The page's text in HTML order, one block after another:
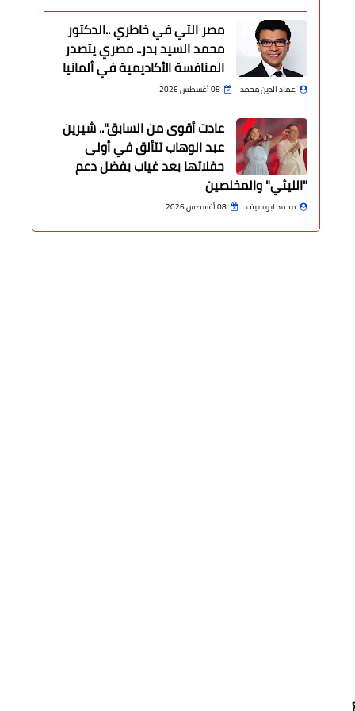
مصر التي في خاطري ..الدكتور
محمد السيد بدر.. مصري يتصدر
المنافسة الأكاديمية في ألمانيا
عماد الدين محمد 08 أغسطس 2026
عادت أقوى من السابق".. شيرين
عبد الوهاب تتألق في أولى
حفلاتها بعد غياب بفضل دعم
"الليثي" والمخلصين
محمد ابو سيف 08 أغسطس 2026